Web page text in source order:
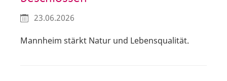
23.06.2026
Mannheim stärkt Natur und Lebensqualität.